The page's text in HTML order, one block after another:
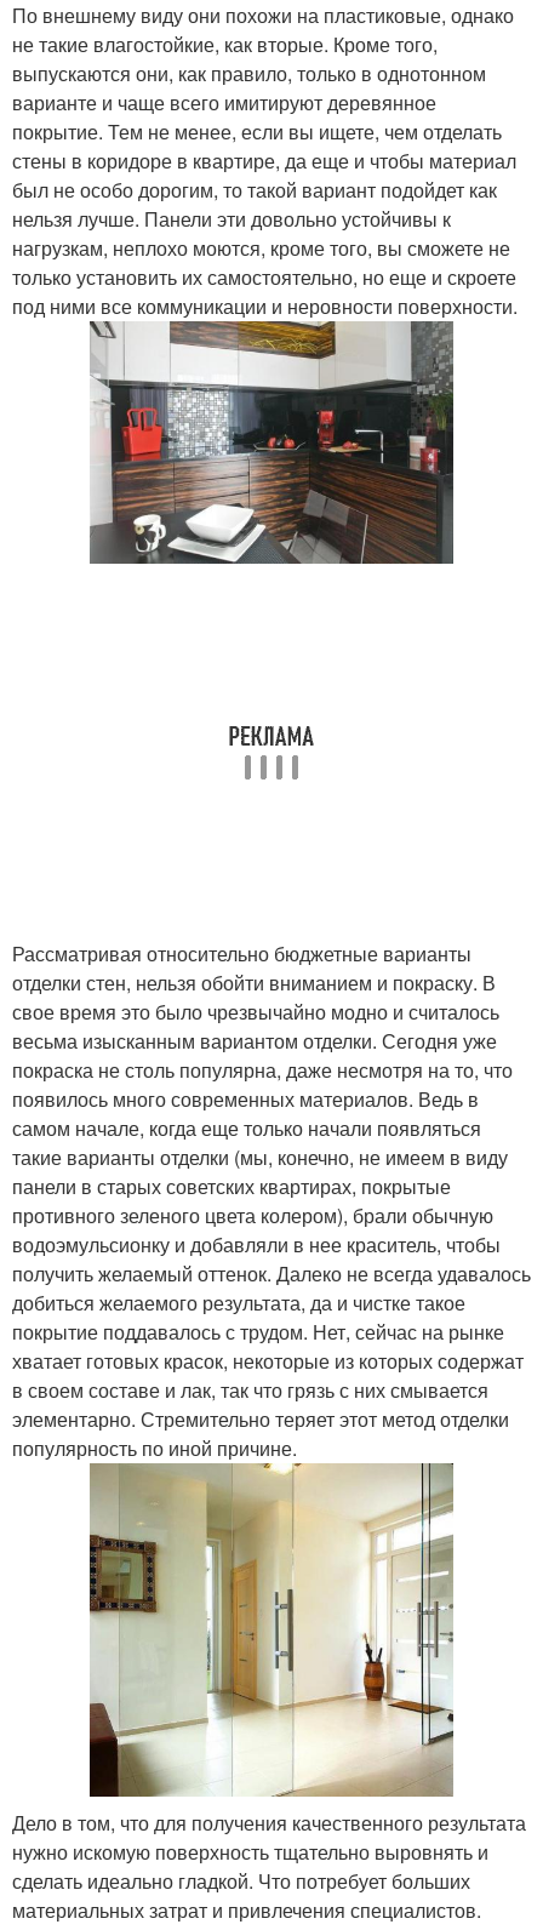
По внешнему виду они похожи на пластиковые, однако
не такие влагостойкие, как вторые. Кроме того,
выпускаются они, как правило, только в однотонном
варианте и чаще всего имитируют деревянное
покрытие. Тем не менее, если вы ищете, чем отделать
стены в коридоре в квартире, да еще и чтобы материал
был не особо дорогим, то такой вариант подойдет как
нельзя лучше. Панели эти довольно устойчивы к
нагрузкам, неплохо моются, кроме того, вы сможете не
только установить их самостоятельно, но еще и скроете
под ними все коммуникации и неровности поверхности.
Рассматривая относительно бюджетные варианты
отделки стен, нельзя обойти вниманием и покраску. В
свое время это было чрезвычайно модно и считалось
весьма изысканным вариантом отделки. Сегодня уже
покраска не столь популярна, даже несмотря на то, что
появилось много современных материалов. Ведь в
самом начале, когда еще только начали появляться
такие варианты отделки (мы, конечно, не имеем в виду
панели в старых советских квартирах, покрытые
противного зеленого цвета колером), брали обычную
водоэмульсионку и добавляли в нее краситель, чтобы
получить желаемый оттенок. Далеко не всегда удавалось
добиться желаемого результата, да и чистке такое
покрытие поддавалось с трудом. Нет, сейчас на рынке
хватает готовых красок, некоторые из которых содержат
в своем составе и лак, так что грязь с них смывается
элементарно. Стремительно теряет этот метод отделки
популярность по иной причине.
Дело в том, что для получения качественного результата
нужно искомую поверхность тщательно выровнять и
сделать идеально гладкой. Что потребует больших
материальных затрат и привлечения специалистов.